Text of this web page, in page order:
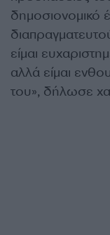
δημοσιονομικό
είμαι
αλλά είμαι
του», δήλωσε